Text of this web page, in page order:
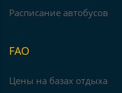
Расписание автобусов
FAO
Цены на базах отдыха